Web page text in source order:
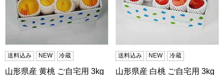
送料込み NEW 冷蔵
山形県産 黄桃 ご自宅用 3kg
送料込み NEW 冷蔵
山形県産 白桃 ご自宅用 3kg